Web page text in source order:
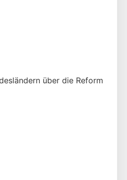
über die Reform